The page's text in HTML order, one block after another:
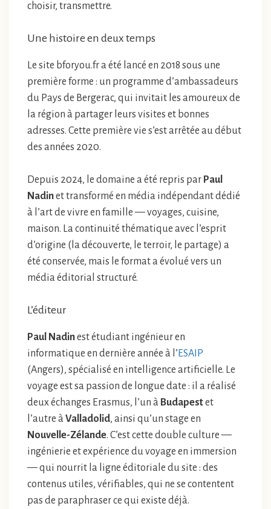
choisir, transmettre.
Une histoire en deux temps
Le site bforyou.fr a été lancé en 2018 sous une
première forme : un programme d’ambassadeurs
du Pays de Bergerac, qui invitait les amoureux de
la région à partager leurs visites et bonnes
adresses. Cette première vie s’est arrêtée au début
des années 2020.
Depuis 2024, le domaine a été repris par Paul
Nadinet transformé en média indépendant dédié
à l’art de vivre en famille — voyages, cuisine,
maison. La continuité thématique avec l’esprit
d’origine (la découverte, le terroir, le partage) a
été conservée, mais le format a évolué vers un
média éditorial structuré.
L’éditeur
Paul Nadinest étudiant ingénieur en
informatique en dernière année à l’ ESAIP
(Angers), spécialisé en intelligence artificielle. Le
voyage est sa passion de longue date : il a réalisé
deux échanges Erasmus, l’un à Budapestet
l’autre àValladolid, ainsi qu’un stage en
Nouvelle-Zélande. C’est cette double culture —
ingénierie et expérience du voyage en immersion
— qui nourrit la ligne éditoriale du site : des
contenus utiles, vérifiables, qui ne se contentent
pas de paraphraser ce qui existe déjà.